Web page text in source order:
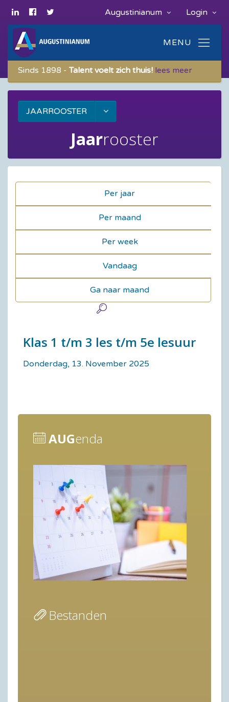
Login
Augustinianum
Sinds 1898 -Talent voelt zich thuis! lees meer
JAARROOSTER
Jaarrooster
Per jaar
Per maand
Per week
Vandaag
Ga naar maand
Klas 1 t/m 3 les t/m 5e lesuur
Donderdag, 13. November 2025
AUGenda
Bestanden